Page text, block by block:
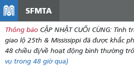
dung
SFMTA
Thông báo CẬP NHẬT CUỐI CÙNG:
giao lộ 25th & Mississippi đã được khắc
48 chiều đi/về hoạt động bình thường
vụ trong 48 giờ qua)